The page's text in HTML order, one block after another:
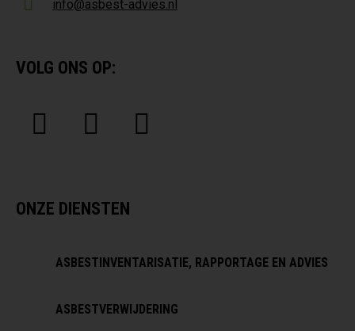
info@asbest-advies.nl
VOLG ONS OP:
ONZE DIENSTEN
ASBESTINVENTARISATIE, RAPPORTAGE EN ADVIES
ASBESTVERWIJDERING